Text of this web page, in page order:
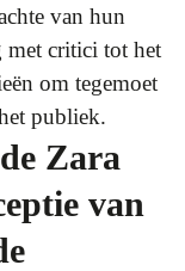
van hun
met critici tot het
om tegemoet
publiek.
Zara
van